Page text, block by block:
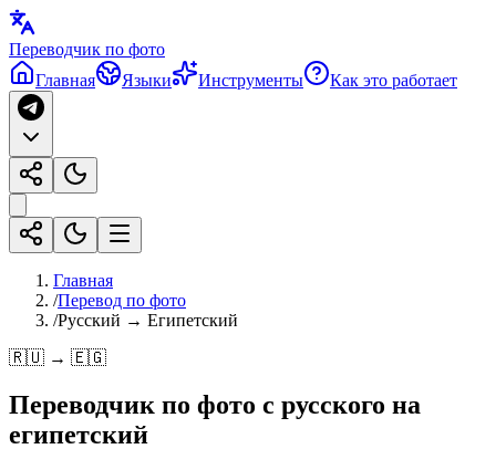
Переводчик по фото
Главная
Языки Инструменты Как это работает
Главная
/Перевод по фото
/Русский → Египетский
🇷🇺 → 🇪🇬
Переводчик по фото с русского на
египетский